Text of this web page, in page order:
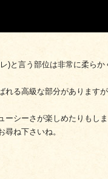
)と言う部位は非常に柔ら
れる高級な部分があります
シーさが楽しめたりもしま
ね下さいね。